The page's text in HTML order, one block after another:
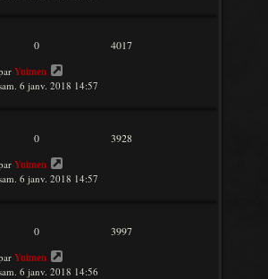
0 4017
Yuimen
6 janv. 2018 14:57
0 3928
Yuimen
6 janv. 2018 14:57
0 3997
Yuimen
6 janv. 2018 14:56